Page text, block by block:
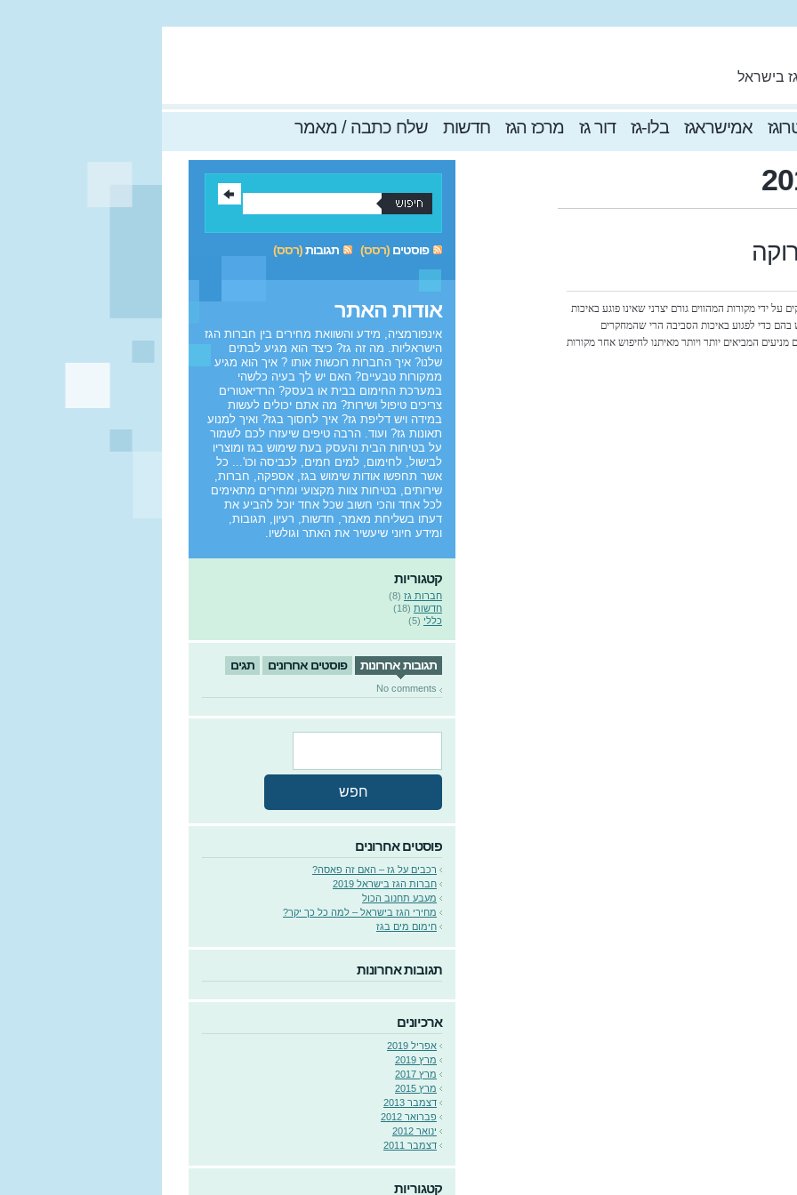
בישראל
אמישראגז בלו-גז דור גז מרכז הגז חדשות שלח כתבה / מאמר
ידי מקורות המהווים גורם יצרני שאינו פוגע באיכות
בהם כדי לפגוע באיכות הסביבה הרי שהמחקרים
המביאים יותר ויותר מאיתנו לחיפוש אחר מקורות
פוסטים (רסס) תגובות(רסס)
אודות האתר
אינפורמציה, מידע והשוואת מחירים בין חברות הגז
הישראליות. מה זה גז? כיצד הוא מגיע לבתים
שלנו? איך החברות רוכשות אותו ? איך הוא מגיע
ממקורות טבעיים? האם יש לך בעיה כלשהי
במערכת החימום בבית או בעסק? הרדיאטורים
צריכים טיפול ושירות? מה אתם יכולים לעשות
במידה ויש דליפת גז? איך לחסוך בגז? ואיך למנוע
תאונות גז? ועוד. הרבה טיפים שיעזרו לכם לשמור
על בטיחות הבית והעסק בעת שימוש בגז ומוצריו
לבישול, לחימום, למים חמים, לכביסה וכו'... כל
אשר תחפשו אודות שימוש בגז, אספקה, חברות,
שירותים, בטיחות צוות מקצועי ומחירים מתאימים
לכל אחד והכי חשוב שכל אחד יוכל להביע את
דעתו בשליחת מאמר, חדשות, רעיון, תגובות,
ומידע חיוני שיעשיר את האתר וגולשיו.
קטגוריות
חברות גז (8)
חדשות (18)
כללי (5)
תגובות אחרונות פוסטים אחרונים תגים
No comments
פוסטים אחרונים
רכבים על גז – האם זה פאסה?
חברות הגז בישראל 2019
מעבע תחנוב הכול
מחירי הגז בישראל – למה כל כך יקר?
חימום מים בגז
תגובות אחרונות
ארכיונים
אפריל 2019
מרץ 2019
מרץ 2017
מרץ 2015
דצמבר 2013
פברואר 2012
ינואר 2012
דצמבר 2011
קטגוריות